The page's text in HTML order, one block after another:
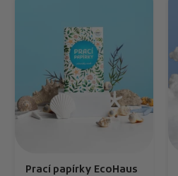
Prací papírky EcoHaus